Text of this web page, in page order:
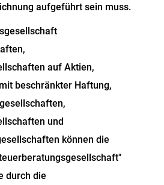
aufgeführt sein muss.
auf Aktien,
beschränkter Haftung,
und
können die
durch die